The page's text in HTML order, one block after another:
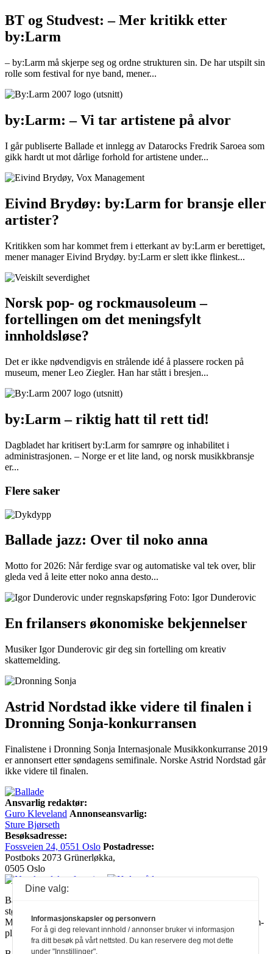
BT og Studvest: – Mer kritikk etter
by:Larm
– by:Larm må skjerpe seg og ordne strukturen sin. De har utspilt sin
rolle som festival for nye band, mener...
by:Larm: – Vi tar artistene på alvor
I går publiserte Ballade et innlegg av Datarocks Fredrik Saroea som
gikk hardt ut mot dårlige forhold for artistene under...
Eivind Brydøy: by:Larm for bransje eller
artister?
Kritikken som har kommet frem i etterkant av by:Larm er berettiget,
mener manager Eivind Brydøy. by:Larm er slett ikke flinkest...
Norsk pop- og rockmausoleum –
fortellingen om det meningsfylt
innholdsløse?
Det er ikke nødvendigvis en strålende idé å plassere rocken på
museum, mener Leo Ziegler. Han har stått i bresjen...
by:Larm – riktig hatt til rett tid!
Dagbladet har kritisert by:Larm for samrøre og inhabilitet i
administrasjonen. – Norge er et lite land, og norsk musikkbransje
er...
Flere saker
Ballade jazz: Over til noko anna
Motto for 2026: Når ferdige svar og automatiske val tek over, blir
gleda ved å leite etter noko anna desto...
En frilansers økonomiske bekjennelser
Musiker Igor Dunderovic gir deg sin fortelling om kreativ
skattemelding.
Astrid Nordstad ikke videre til finalen i
Dronning Sonja-konkurransen
Finalistene i Dronning Sonja Internasjonale Musikkonkurranse 2019
er annonsert etter søndagens semifinale. Norske Astrid Nordstad går
ikke videre til finalen.
Ansvarlig redaktør:
Guro Kleveland Annonseansvarlig:
Sture Bjørseth
Besøksadresse:
Fossveien 24, 0551 Oslo Postadresse:
Postboks 2073 Grünerløkka,
0505 Oslo
Ballade mottar tilskudd fra Norsk kulturråd, i tillegg til økonomisk
støtte fra eierne NOPA, Norsk komponistforening og
Musikkforleggerne. Ballade drives etter Redaktør- og Vær Varsom-
plakaten.
Dine valg:
Informasjonskapsler og personvern
For å gi deg relevant innhold / annonser bruker vi informasjon
fra ditt besøk på vårt nettsted. Du kan reservere deg mot dette
under "Innstillinger".